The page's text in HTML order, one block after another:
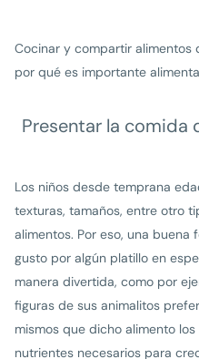
Cocinar y compartir alimentos
por qué es importante
Presentar la comida
Los niños desde temprana
texturas, tamaños, entre otro
alimentos. Por eso, una
gusto por algún platillo en
manera divertida, como por
figuras de sus animalitos
mismos que dicho alimento
nutrientes necesarios para